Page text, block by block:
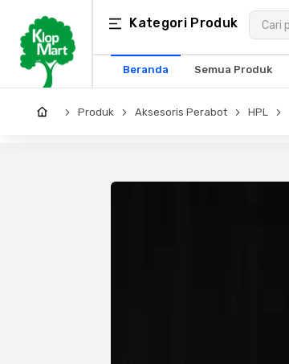
Kategori Produk
Beranda Semua Produk
Kategori
Produk
Arsitektur
Produk Aksesoris Perabot HPL